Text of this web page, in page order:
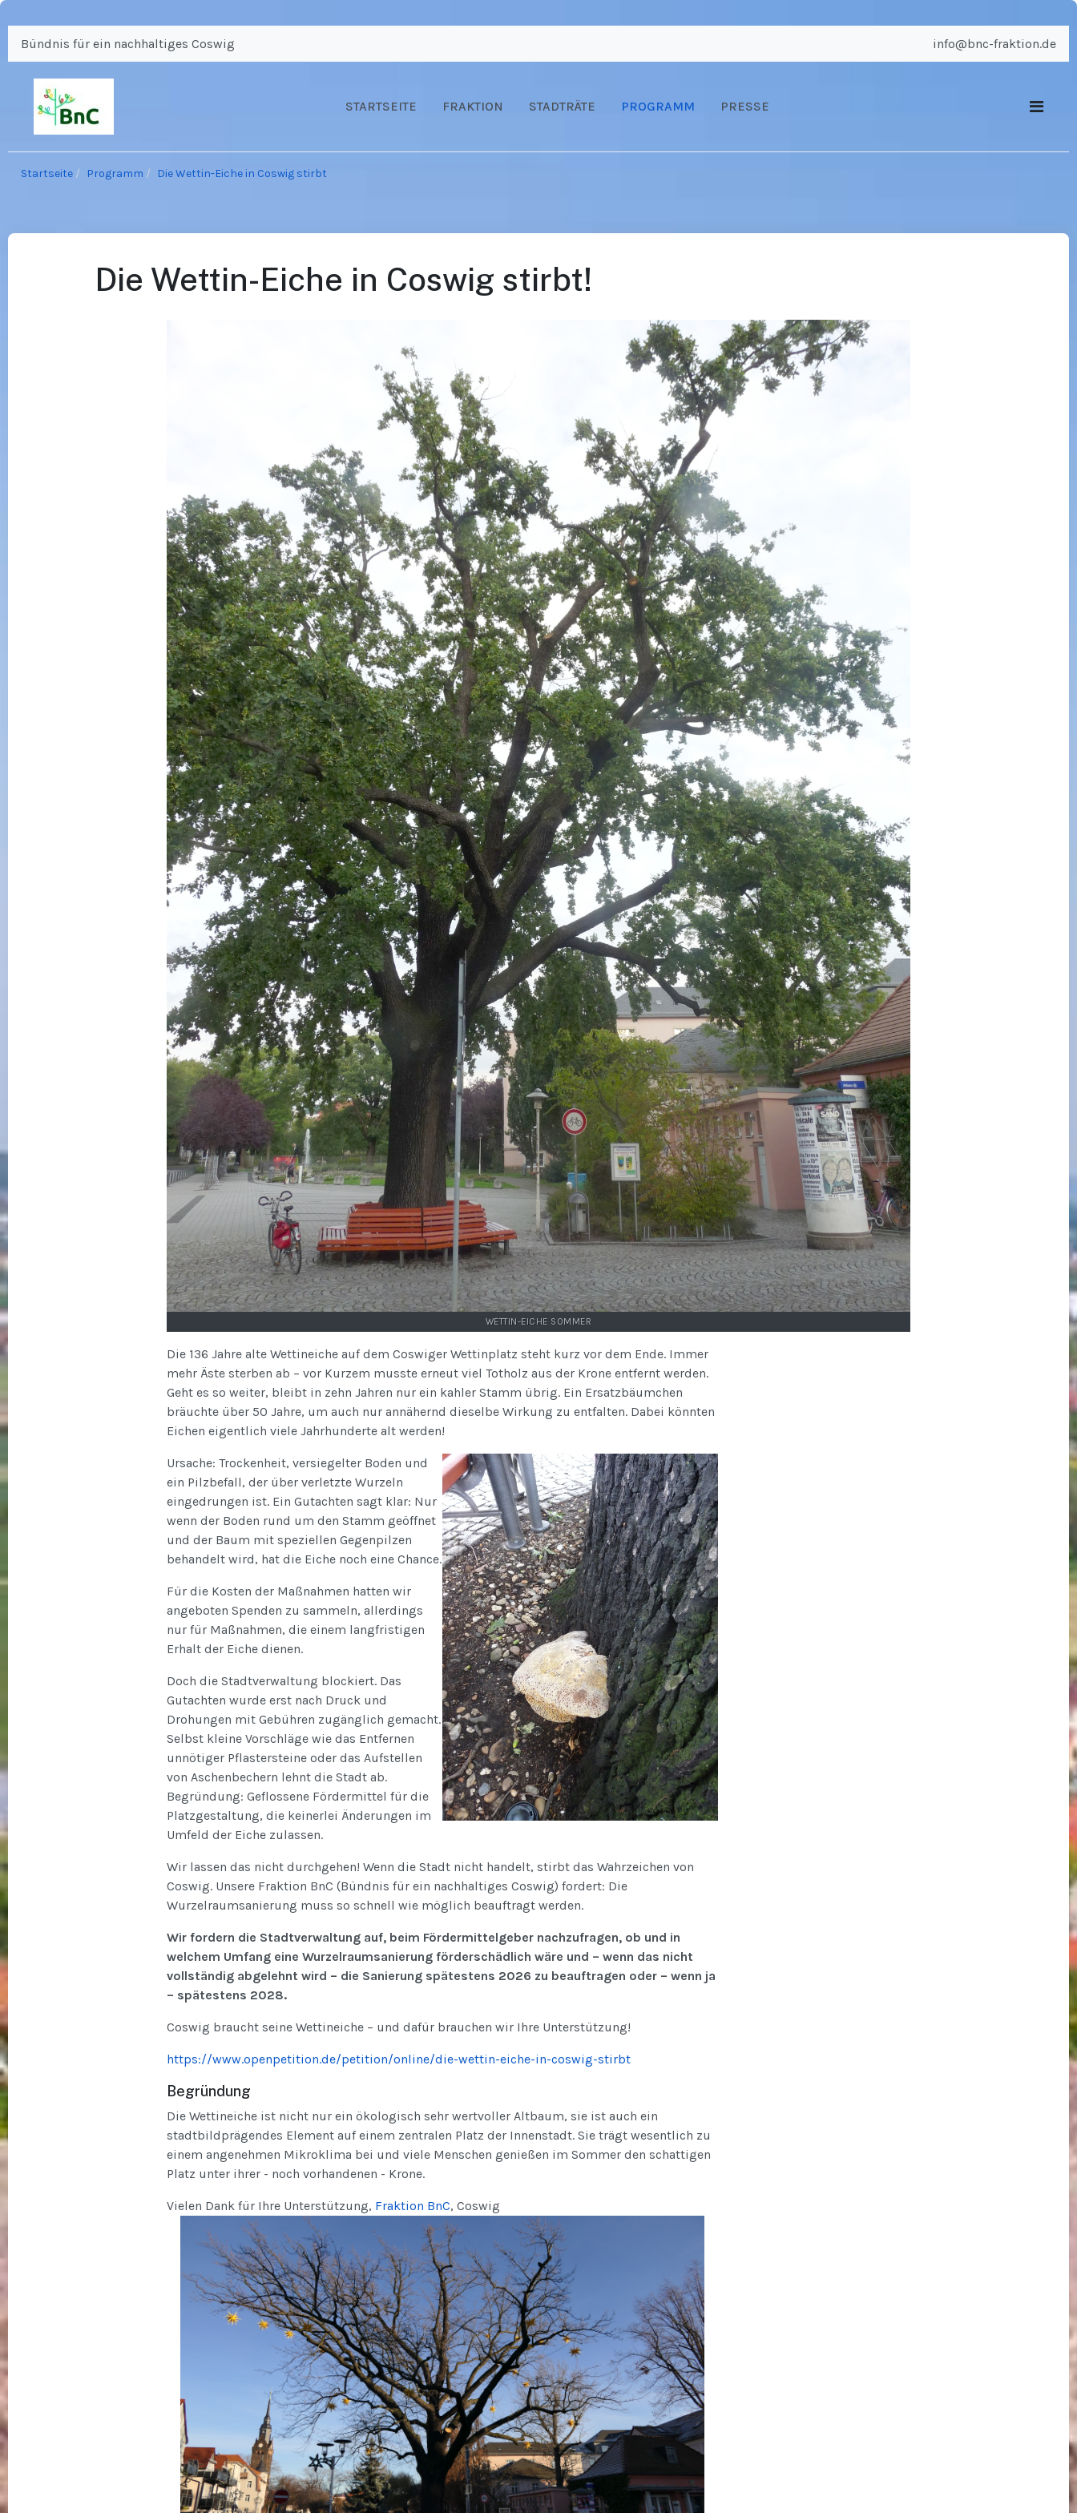
Bündnis für ein nachhaltiges Coswig info@bnc-fraktion.de
STARTSEITE FRAKTION STADTRÄTE PROGRAMM PRESSE
Startseite Programm Die Wettin-Eiche in Coswig stirbt
Die Wettin-Eiche in Coswig stirbt!
WETTIN-EICHE SOMMER
Die 136 Jahre alte Wettineiche auf dem Coswiger Wettinplatz steht kurz vor dem Ende. Immer
mehr Äste sterben ab – vor Kurzem musste erneut viel Totholz aus der Krone entfernt werden.
Geht es so weiter, bleibt in zehn Jahren nur ein kahler Stamm übrig. Ein Ersatzbäumchen
bräuchte über 50 Jahre, um auch nur annähernd dieselbe Wirkung zu entfalten. Dabei könnten
Eichen eigentlich viele Jahrhunderte alt werden!
Ursache: Trockenheit, versiegelter Boden und
ein Pilzbefall, der über verletzte Wurzeln
eingedrungen ist. Ein Gutachten sagt klar: Nur
wenn der Boden rund um den Stamm geöffnet
und der Baum mit speziellen Gegenpilzen
behandelt wird, hat die Eiche noch eine Chance.
Für die Kosten der Maßnahmen hatten wir
angeboten Spenden zu sammeln, allerdings
nur für Maßnahmen, die einem langfristigen
Erhalt der Eiche dienen.
Doch die Stadtverwaltung blockiert. Das
Gutachten wurde erst nach Druck und
Drohungen mit Gebühren zugänglich gemacht.
Selbst kleine Vorschläge wie das Entfernen
unnötiger Pflastersteine oder das Aufstellen
von Aschenbechern lehnt die Stadt ab.
Begründung: Geflossene Fördermittel für die
Platzgestaltung, die keinerlei Änderungen im
Umfeld der Eiche zulassen.
Wir lassen das nicht durchgehen! Wenn die Stadt nicht handelt, stirbt das Wahrzeichen von
Coswig. Unsere Fraktion BnC (Bündnis für ein nachhaltiges Coswig) fordert: Die
Wurzelraumsanierung muss so schnell wie möglich beauftragt werden.
Wir fordern die Stadtverwaltung auf, beim Fördermittelgeber nachzufragen, ob und in
welchem Umfang eine Wurzelraumsanierung förderschädlich wäre und – wenn das nicht
vollständig abgelehnt wird – die Sanierung spätestens 2026 zu beauftragen oder – wenn ja
– spätestens 2028.
Coswig braucht seine Wettineiche – und dafür brauchen wir Ihre Unterstützung!
https://www.openpetition.de/petition/online/die-wettin-eiche-in-coswig-stirbt
Begründung
Die Wettineiche ist nicht nur ein ökologisch sehr wertvoller Altbaum, sie ist auch ein
stadtbildprägendes Element auf einem zentralen Platz der Innenstadt. Sie trägt wesentlich zu
einem angenehmen Mikroklima bei und viele Menschen genießen im Sommer den schattigen
Platz unter ihrer - noch vorhandenen - Krone.
Vielen Dank für Ihre Unterstützung, Fraktion BnC, Coswig